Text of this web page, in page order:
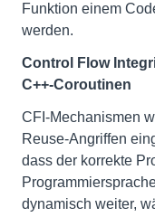
Funktion einem
werden.
Control Flow
C++-Coroutinen
CFI-Mechanismen
Reuse-Angriffen
dass der korrekte
dynamisch weiter,